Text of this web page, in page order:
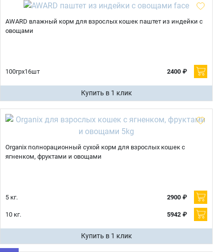
AWARD влажный корм для взрослых кошек паштет из индейки с
овощами
100грх16шт 2400 ₽
Купить в 1 клик
Organix полнорационный сухой корм для взрослых кошек с
ягненком, фруктами и овощами
5 кг. 2900 ₽
10 кг. 5942 ₽
Купить в 1 клик